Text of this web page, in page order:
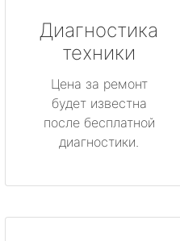
Диагностика
техники
Цена за ремонт
будет известна
после бесплатной
диагностики.